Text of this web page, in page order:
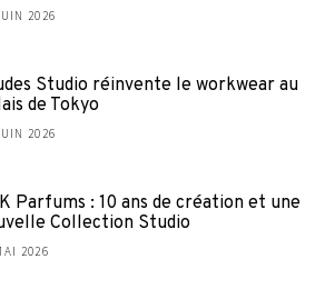
2026
Studio réinvente le workwear au
de Tokyo
2026
Parfums : 10 ans de création et une
Collection Studio
2026